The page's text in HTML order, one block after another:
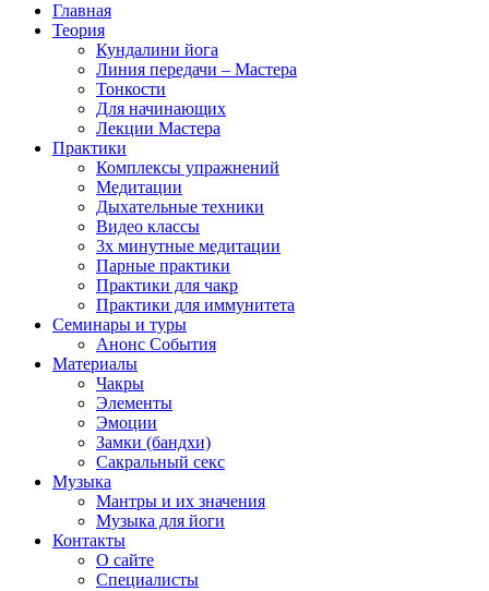
Главная
Теория
Кундалини йога
Линия передачи – Мастера
Тонкости
Для начинающих
Лекции Мастера
Практики
Комплексы упражнений
Медитации
Дыхательные техники
Видео классы
3х минутные медитации
Парные практики
Практики для чакр
Практики для иммунитета
Семинары и туры
Анонс События
Материалы
Чакры
Элементы
Эмоции
Замки (бандхи)
Сакральный секс
Музыка
Мантры и их значения
Музыка для йоги
Контакты
О сайте
Специалисты